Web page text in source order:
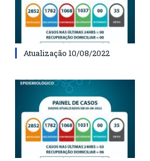
Atualização 10/08/2022